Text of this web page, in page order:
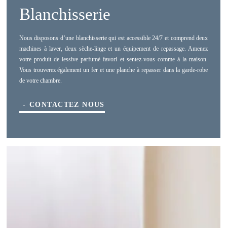
Blanchisserie
Nous disposons d’une blanchisserie qui est accessible 24/7 et comprend deux
machines à laver, deux sèche-linge et un équipement de repassage. Amenez
votre produit de lessive parfumé favori et sentez-vous comme à la maison.
Vous trouverez également un fer et une planche à repasser dans la garde-robe
de votre chambre.
CONTACTEZ NOUS